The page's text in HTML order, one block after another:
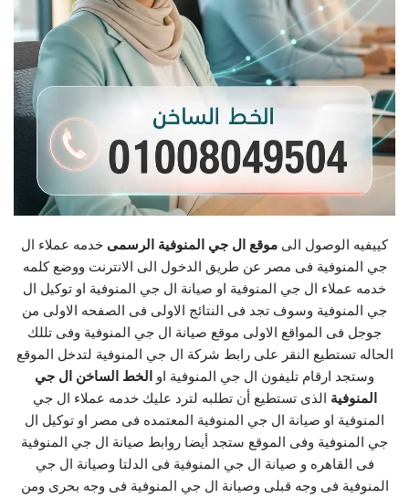
كييفيه الوصول الى موقع ال جي المنوفية الرسمى خدمه عملاء ال
جي المنوفية فى مصر عن طريق الدخول الى الانترنت ووضع كلمه
خدمه عملاء ال جي المنوفية او صيانة ال جي المنوفية او توكيل ال
جي المنوفية وسوف تجد فى النتائج الاولى فى الصفحه الاولى من
جوجل فى المواقع الاولى موقع صيانة ال جي المنوفية وفى تللك
الحاله تستطيع النقر على رابط شركة ال جي المنوفية لتدخل الموقع
وستجد ارقام تليفون ال جي المنوفية او الخط الساخن ال جي
المنوفية الذى تستطيع أن تطلبه لترد عليك خدمه عملاء ال جي
المنوفية او صيانة ال جي المنوفية المعتمده فى مصر او توكيل ال
جي المنوفية وفى الموقع ستجد أيضا روابط صيانة ال جي المنوفية
فى القاهره و صيانة ال جي المنوفية فى الدلتا وصيانة ال جي
المنوفية فى وجه قبلى وصيانة ال جي المنوفية فى وجه بحرى ومن